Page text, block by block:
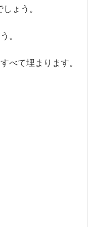
ょう。
。
べて埋まります。